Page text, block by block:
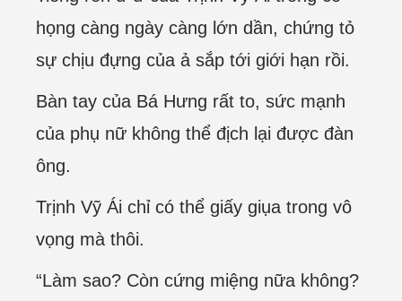
họng càng ngày càng lớn dần, chứng tỏ
sự chịu đựng của ả sắp tới giới hạn rồi.
Bàn tay của Bá Hưng rất to, sức mạnh
của phụ nữ không thể địch lại được đàn
ông.
Trịnh Vỹ Ái chỉ có thể giấy giụa trong vô
vọng mà thôi.
“Làm sao? Còn cứng miệng nữa không?